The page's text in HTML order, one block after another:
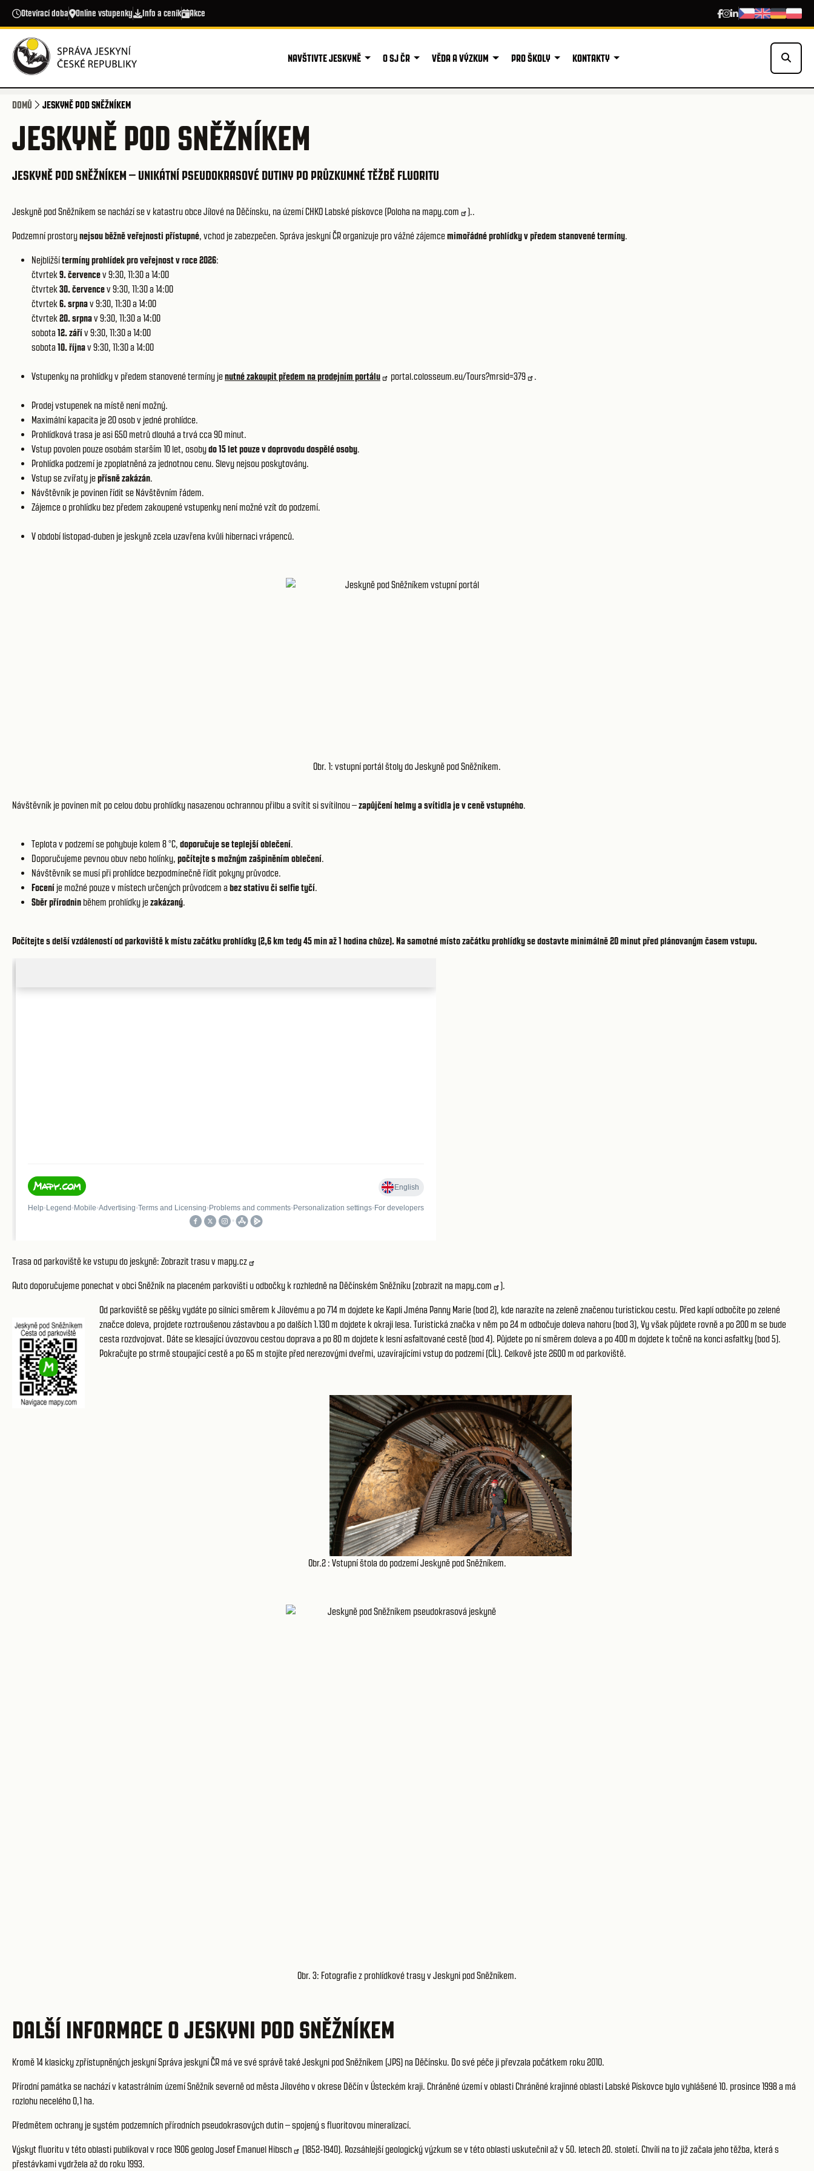
Přejít k hlavnímu obsahu
Otevírací doba Online vstupenky Info a ceník Akce
NAVŠTIVTE JESKYNĚ O SJ ČR VĚDA A VÝZKUM PRO ŠKOLY KONTAKTY
DOMŮ JESKYNĚ POD SNĚŽNÍKEM
JESKYNĚ POD SNĚŽNÍKEM
JESKYNĚ POD SNĚŽNÍKEM – UNIKÁTNÍ PSEUDOKRASOVÉ DUTINY PO PRŮZKUMNÉ TĚŽBĚ FLUORITU
Jeskyně pod Sněžníkem se nachází se v katastru obce Jílové na Děčínsku, na území CHKO Labské pískovce (Poloha na mapy.com )..
Podzemní prostorynejsou běžně veřejnosti přístupné, vchod je zabezpečen. Správa jeskyní ČR organizuje pro vážné zájemcemimořádné prohlídky v předem stanovené termíny.
Nejbližšítermíny prohlídek pro veřejnost v roce 2026:
čtvrtek9. červencev 9:30, 11:30 a 14:00
čtvrtek30. červencev 9:30, 11:30 a 14:00
čtvrtek6. srpnav 9:30, 11:30 a 14:00
čtvrtek20. srpnav 9:30, 11:30 a 14:00
sobota 12. zářív 9:30, 11:30 a 14:00
sobota 10. říjnav 9:30, 11:30 a 14:00
Vstupenky na prohlídky v předem stanovené termíny jenutné zakoupit předem na prodejním portálu portal.colosseum.eu/Tours?mrsid=379 .
Prodej vstupenek na místě není možný.
Maximální kapacita je 20 osob v jedné prohlídce.
Prohlídková trasa je asi 650 metrů dlouhá a trvá cca 90 minut.
Vstup povolen pouze osobám starším 10 let, osobydo 15 let pouze v doprovodu dospělé osoby.
Prohlídka podzemí je zpoplatněná za jednotnou cenu. Slevy nejsou poskytovány.
Vstup se zvířaty jepřísně zakázán.
Návštěvník je povinen řídit se Návštěvním řádem.
Zájemce o prohlídku bez předem zakoupené vstupenky není možné vzít do podzemí.
V období listopad-duben je jeskyně zcela uzavřena kvůli hibernaci vrápenců.
Obr. 1: vstupní portál štoly do Jeskyně pod Sněžníkem.
Návštěvník je povinen mít po celou dobu prohlídky nasazenou ochrannou přilbu a svítit si svítilnou –zapůjčení helmy a svítidla je v ceně vstupného.
Teplota v podzemí se pohybuje kolem 8 °C, doporučuje se teplejší oblečení.
Doporučujeme pevnou obuv nebo holínky, počítejte s možným zašpiněním oblečení.
Návštěvník se musí při prohlídce bezpodmínečně řídit pokyny průvodce.
Focení je možné pouze v místech určených průvodcem a bez stativu či selfie tyčí.
Sběr přírodnin během prohlídky jezakázaný.
Počítejte s delší vzdáleností od parkoviště k místu začátku prohlídky (2,6 km tedy 45 min až 1 hodina chůze). Na samotné místo začátku prohlídky se dostavte minimálně 20 minut před plánovaným časem vstupu.
Trasa od parkoviště ke vstupu do jeskyně: Zobrazit trasu v mapy.cz
Auto doporučujeme ponechat v obci Sněžník na placeném parkovišti u odbočky k rozhledně na Děčínském Sněžníku (zobrazit na mapy.com ).
Od parkoviště se pěšky vydáte po silnici směrem k Jílovému a po 714 m dojdete ke Kapli Jména Panny Marie (bod 2), kde narazíte na zeleně značenou turistickou cestu. Před kaplí odbočíte po zelené
značce doleva, projdete roztroušenou zástavbou a po dalších 1.130 m dojdete k okraji lesa. Turistická značka v něm po 24 m odbočuje doleva nahoru (bod 3), Vy však půjdete rovně a po 200 m se bude
cesta rozdvojovat. Dáte se klesající úvozovou cestou doprava a po 80 m dojdete k lesní asfaltované cestě (bod 4). Půjdete po ní směrem doleva a po 400 m dojdete k točně na konci asfaltky (bod 5).
Pokračujte po strmě stoupající cestě a po 65 m stojíte před nerezovými dveřmi, uzavírajícími vstup do podzemí (CÍL). Celkově jste 2600 m od parkoviště.
Obr.2 : Vstupní štola do podzemí Jeskyně pod Sněžníkem.
Obr. 3: Fotografie z prohlídkové trasy v Jeskyni pod Sněžníkem.
DALŠÍ INFORMACE O JESKYNI POD SNĚŽNÍKEM
Kromě 14 klasicky zpřístupněných jeskyní Správa jeskyní ČR má ve své správě také Jeskyni pod Sněžníkem (JPS) na Děčínsku. Do své péče ji převzala počátkem roku 2010.
Přírodní památka se nachází v katastrálním území Sněžník severně od města Jílového v okrese Děčín v Ústeckém kraji. Chráněné území v oblasti Chráněné krajinné oblasti Labské Pískovce bylo vyhlášené 10. prosince 1998 a má
rozlohu necelého 0,1 ha.
Předmětem ochrany je systém podzemních přírodních pseudokrasových dutin – spojený s fluoritovou mineralizací.
Výskyt fluoritu v této oblasti publikoval v roce 1906 geologJosef Emanuel Hibsch
(1852-1940). Rozsáhlejší geologický výzkum se v této oblasti uskutečnil až v 50. letech 20. století. Chvíli na to již začala jeho těžba, která s
přestávkami vydržela až do roku 1993.